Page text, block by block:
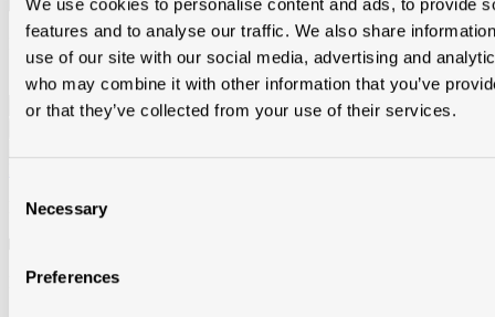
features and to analyse our traffic. We also share
use of our site with our social media, advertising and
who may combine it with other information that you’ve
or that they’ve collected from your use of their services.
Selection
Necessary
Preferences
Sur commandedansModde Oostkamp
Prix brut 24,35 € / m²
Quantité de produit : Entrez la quantité souhaitée ou utilisez les
boutons pour augmenter ou diminuer la quantité.
m²
RDBW4LG
Prix brut 22,26 € / m²